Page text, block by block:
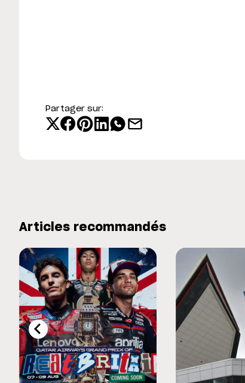
Partager sur:
Articles recommandés